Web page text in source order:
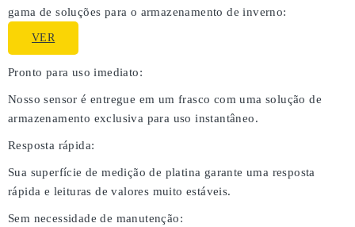
gama de soluções para o armazenamento de inverno:
VER
Pronto para uso imediato:
Nosso sensor é entregue em um frasco com uma solução de
armazenamento exclusiva para uso instantâneo.
Resposta rápida:
Sua superfície de medição de platina garante uma resposta
rápida e leituras de valores muito estáveis.
Sem necessidade de manutenção: